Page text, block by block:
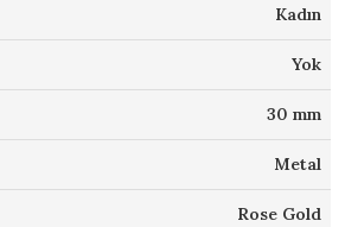
Kadın
Yok
30 mm
Metal
Rose Gold